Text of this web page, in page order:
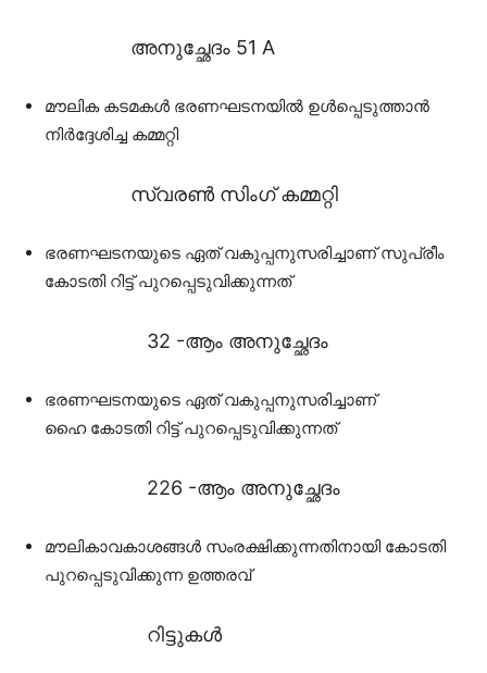
അനുച്ഛേദം 51 A
മൗലിക കടമകൾ ഭരണഘടനയിൽ ഉൾപ്പെടുത്താൻ
നിർദ്ദേശിച്ച കമ്മറ്റി
സ്വരൺ സിംഗ്‌ കമ്മറ്റി
ഭരണഘടനയുടെ ഏത് വകുപ്പനുസരിച്ചാണ് സുപ്രീം
കോടതി റിട്ട് പുറപ്പെടുവിക്കുന്നത്
32 -ആം അനുച്ഛേദം
ഭരണഘടനയുടെ ഏത് വകുപ്പനുസരിച്ചാണ്
ഹൈ കോടതി റിട്ട് പുറപ്പെടുവിക്കുന്നത്
226 -ആം അനുച്ഛേദം
മൗലികാവകാശങ്ങൾ സംരക്ഷിക്കുന്നതിനായി കോടതി
പുറപ്പെടുവിക്കുന്ന ഉത്തരവ്
റിട്ടുകൾ